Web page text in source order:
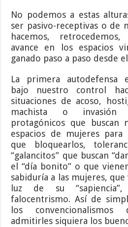
No podemos a estas
ser pasivo-receptivas o de
hacemos,
avance en los espacios
ganado paso a paso desde
La primera autodefensa
bajo nuestro control
situaciones de acoso,
machista o invasión
protagónicos que buscan
espacios de mujeres para
que bloquearlos,
“galancitos” que buscan
el “día bonito” o que
sabiduría a las mujeres,
luz de su
falocentrismo. Así de
los
admitirles siquiera los